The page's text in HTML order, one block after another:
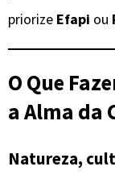
priorize Efapi ou
O Que
a Alma da
Natureza,